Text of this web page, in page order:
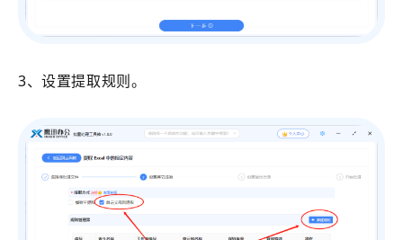
3、设置提取规则。